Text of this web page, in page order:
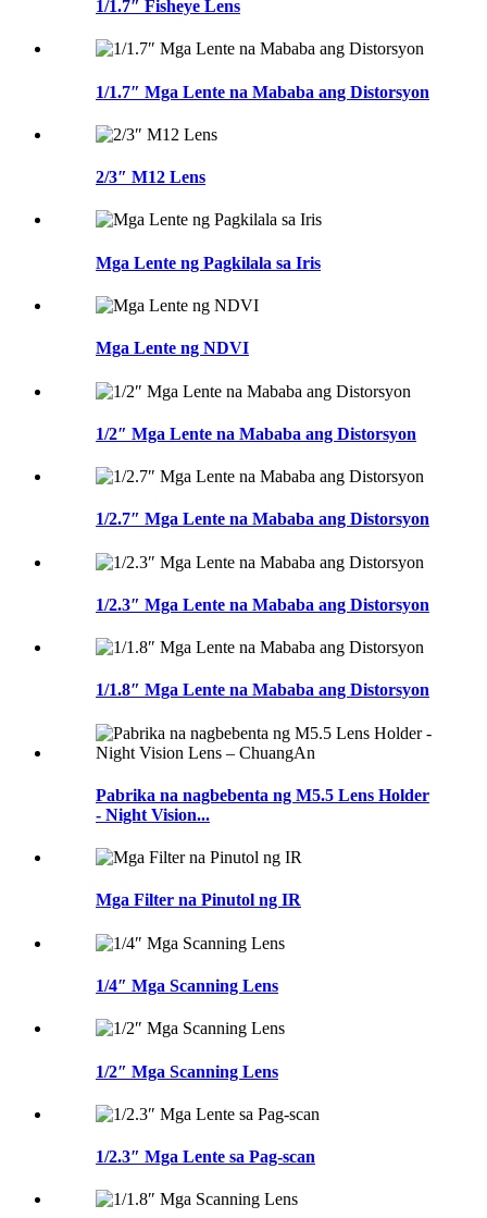
1/1.7″ Fisheye Lens
1/1.7″ Mga Lente na Mababa ang Distorsyon
2/3″ M12 Lens
Mga Lente ng Pagkilala sa Iris
Mga Lente ng NDVI
1/2″ Mga Lente na Mababa ang Distorsyon
1/2.7″ Mga Lente na Mababa ang Distorsyon
1/2.3″ Mga Lente na Mababa ang Distorsyon
1/1.8″ Mga Lente na Mababa ang Distorsyon
Pabrika na nagbebenta ng M5.5 Lens Holder
- Night Vision...
Mga Filter na Pinutol ng IR
1/4″ Mga Scanning Lens
1/2″ Mga Scanning Lens
1/2.3″ Mga Lente sa Pag-scan